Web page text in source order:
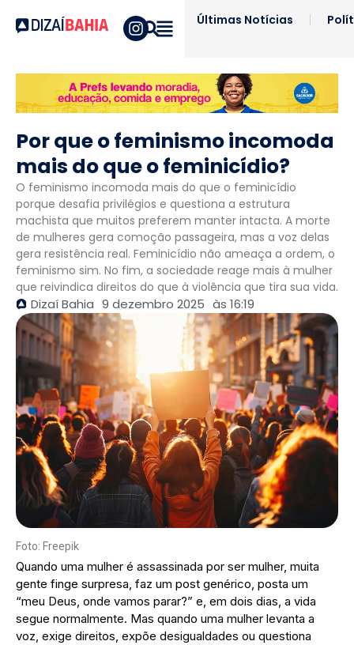
Últimas Notícias
Por que o feminismo incomoda
mais do que o feminicídio?
O feminismo incomoda mais do que o feminicídio
porque desafia privilégios e questiona a estrutura
machista que muitos preferem manter intacta. A morte
de mulheres gera comoção passageira, mas a voz delas
gera resistência real. Feminicídio não ameaça a ordem, o
feminismo sim. No fim, a sociedade reage mais à mulher
que reivindica direitos do que à violência que tira sua vida.
Dizaí Bahia 9 dezembro 2025 às 16:19
Foto: Freepik
Quando uma mulher é assassinada por ser mulher, muita
gente finge surpresa, faz um post genérico, posta um
“meu Deus, onde vamos parar?” e, em dois dias, a vida
segue normalmente. Mas quando uma mulher levanta a
voz, exige direitos, expõe desigualdades ou questiona